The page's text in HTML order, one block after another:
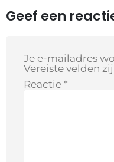
Geef een
Je e-mailadres
Vereiste velden
Reactie *